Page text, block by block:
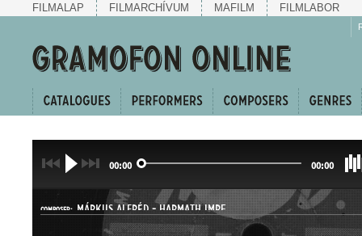
FILMALAP FILMARCHÍVUM MAFILM FILMLABOR
00:00 00:00
COMPOSER: MÁRKUS ALFRÉD -HARMATH IMRE